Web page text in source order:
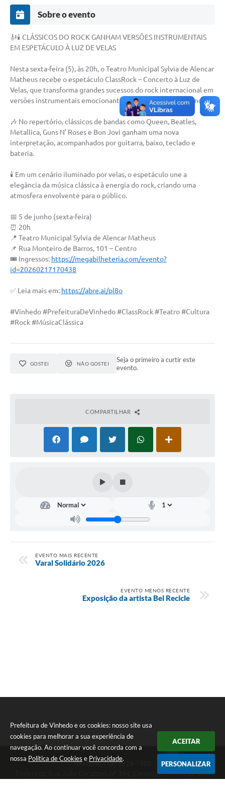
Prefeitura de Vinhedo e os cookies: nosso site usa
cookies para melhorar a sua experiência de
navegação. Ao continuar você concorda com a
nossa Política de Cookies e Privacidade.
ACEITAR
PERSONALIZAR
Acesso à Informação
Contratos
Vinhedo
Audiências Públicas
Arquivos para Download
Galeria de Vídeos
Contas Públicas
Legislação
Links Úteis
Serviços Online
Sobre o evento
🎻🕯️ CLÁSSICOS DO ROCK GANHAM VERSÕES INSTRUMENTAIS
EM ESPETÁCULO À LUZ DE VELAS
Nesta sexta-feira (5), às 20h, o Teatro Municipal Sylvia de Alencar
Matheus recebe o espetáculo ClassRock – Concerto à Luz de
Velas, que transforma grandes sucessos do rock internacional em
versões instrumentais emocionantes conduzidas pelo violino.
🎶 No repertório, clássicos de bandas como Queen, Beatles,
Metallica, Guns N’ Roses e Bon Jovi ganham uma nova
interpretação, acompanhados por guitarra, baixo, teclado e
bateria.
🕯️ Em um cenário iluminado por velas, o espetáculo une a
elegância da música clássica à energia do rock, criando uma
atmosfera envolvente para o público.
📅 5 de junho (sexta-feira)
⏰ 20h
📍 Teatro Municipal Sylvia de Alencar Matheus
📌 Rua Monteiro de Barros, 101 – Centro
🎟️ Ingressos: https://megabilheteria.com/evento?
id=20260217170438
✅ Leia mais em: https://abre.ai/pl8o
#Vinhedo #PrefeituraDeVinhedo #ClassRock #Teatro #Cultura
#Rock #MúsicaClássica
GOSTEI NÃO GOSTEI
Seja o primeiro a curtir este
evento.
COMPARTILHAR
EVENTO MAIS RECENTE
Varal Solidário 2026
EVENTO MENOS RECENTE
Exposição da artista Bel Recicle
Telefone: (19) 3826-7800
Endereço: Rua João Corazzari, nº 394, Centro | CEP: 13280-091